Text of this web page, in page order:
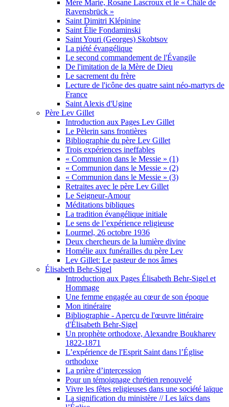
Mère Marie, Rosane Lascroux et le « Châle de
Ravensbrück »
Saint Dimitri Klépinine
Saint Élie Fondaminski
Saint Youri (Georges) Skobtsov
La piété évangélique
Le second commandement de l'Évangile
De l'imitation de la Mère de Dieu
Le sacrement du frère
Lecture de l'icône des quatre saint néo-martyrs de
France
Saint Alexis d'Ugine
Père Lev Gillet
Introduction aux Pages Lev Gillet
Le Pèlerin sans frontières
Bibliographie du père Lev Gillet
Trois expériences ineffables
« Communion dans le Messie » (1)
« Communion dans le Messie » (2)
« Communion dans le Messie » (3)
Retraites avec le père Lev Gillet
Le Seigneur-Amour
Méditations bibliques
La tradition évangélique initiale
Le sens de l’expérience religieuse
Lourmel, 26 octobre 1936
Deux chercheurs de la lumière divine
Homélie aux funérailles du père Lev
Lev Gillet: Le pasteur de nos âmes
Élisabeth Behr-Sigel
Introduction aux Pages Élisabeth Behr-Sigel et
Hommage
Une femme engagée au cœur de son époque
Mon itinéraire
Bibliographie - Aperçu de l'œuvre littéraire
d'Élisabeth Behr-Sigel
Un prophète orthodoxe, Alexandre Boukharev
1822-1871
L’expérience de l'Esprit Saint dans l’Église
orthodoxe
La prière d’intercession
Pour un témoignage chrétien renouvelé
Vivre les fêtes religieuses dans une société laïque
La signification du ministère // Les laïcs dans